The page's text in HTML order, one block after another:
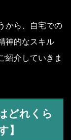
から、自宅での
神的なスキル
紹介していきま
どれくら
】